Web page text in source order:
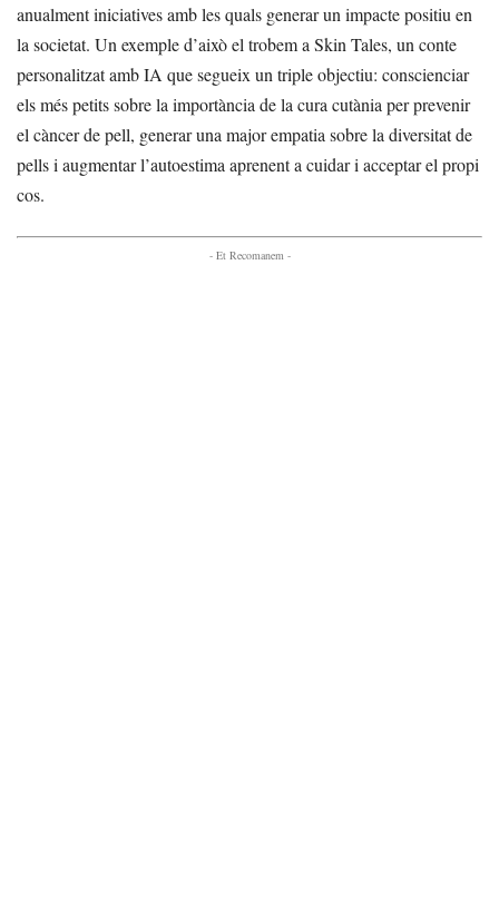
anualment iniciatives amb les quals generar un impacte positiu en
la societat. Un exemple d’això el trobem a Skin Tales, un conte
personalitzat amb IA que segueix un triple objectiu: conscienciar
els més petits sobre la importància de la cura cutània per prevenir
el càncer de pell, generar una major empatia sobre la diversitat de
pells i augmentar l’autoestima aprenent a cuidar i acceptar el propi
cos.
- Et Recomanem -